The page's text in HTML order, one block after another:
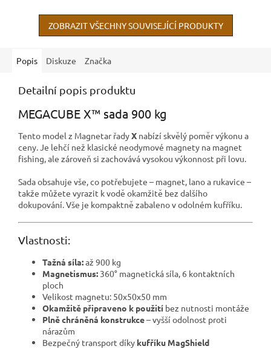
ZOBRAZIT VŠECHNY SOUVISEJÍCÍ PRODUKTY
Popis Diskuze Značka
Detailní popis produktu
MEGACUBE X™ sada 900 kg
Tento model z Magnetar řadyX nabízí skvělý poměr výkonu a
ceny. Je lehčí než klasické neodymové magnety na magnet
fishing, ale zároveň si zachovává vysokou výkonnost při lovu.
Sada obsahuje vše, co potřebujete – magnet, lano a rukavice –
takže můžete vyrazit k vodě okamžitě bez dalšího
dokupování. Vše je kompaktně zabaleno v odolném kufříku.
Vlastnosti:
Tažná síla:až 900 kg
Magnetismus: 360° magnetická síla, 6 kontaktních
ploch
Velikost magnetu: 50x50x50 mm
Okamžitě připraveno k použití bez nutnosti montáže
Plně chráněná konstrukce– vyšší odolnost proti
nárazům
Bezpečný transport díky kufříku MagShield